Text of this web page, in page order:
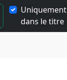
Uniquement
dans le titre